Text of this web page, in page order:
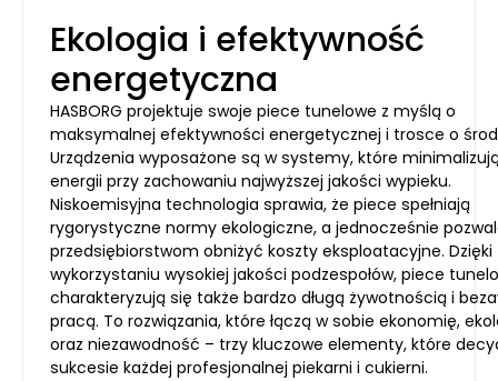
Ekologia i efektywność
energetyczna
HASBORG projektuje swoje piece tunelowe z myślą o
maksymalnej efektywności energetycznej i trosce o
Urządzenia wyposażone są w systemy, które
energii przy zachowaniu najwyższej jakości wypieku.
Niskoemisyjna technologia sprawia, że piece spełniają
rygorystyczne normy ekologiczne, a jednocześnie
przedsiębiorstwom obniżyć koszty eksploatacyjne. Dzięki
wykorzystaniu wysokiej jakości podzespołów, piece
charakteryzują się także bardzo długą żywotnością i
pracą. To rozwiązania, które łączą w sobie ekonomię,
oraz niezawodność – trzy kluczowe elementy, które
sukcesie każdej profesjonalnej piekarni i cukierni.